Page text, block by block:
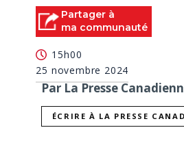
Partager à
ma communauté
15h00
25 novembre 2024
Par La Presse
ÉCRIRE À LA PRESSE